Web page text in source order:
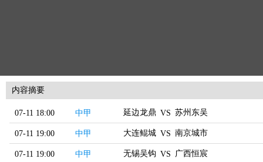
内容摘要
07-11 18:00 中甲 延边龙鼎 VS 苏州东吴
07-11 19:00 中甲 大连鲲城 VS 南京城市
07-11 19:00 中甲 无锡吴钩 VS 广西恒宸